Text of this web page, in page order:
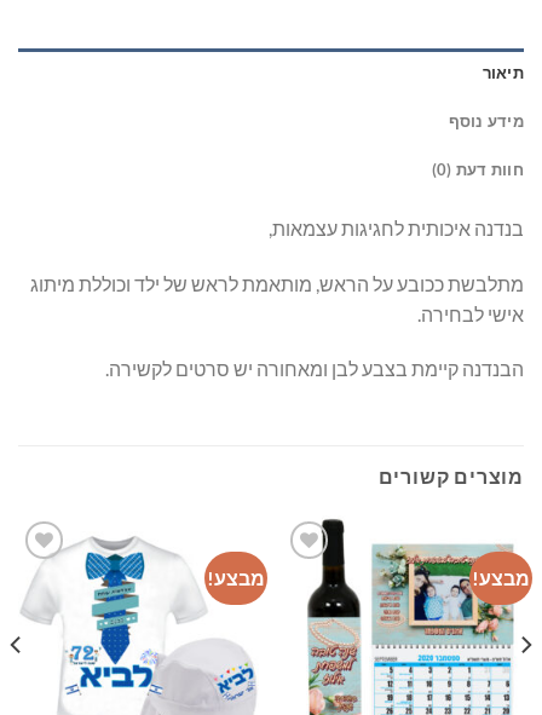
תיאור
מידע נוסף
חוות דעת (0)
בנדנה איכותית לחגיגות עצמאות,
מתלבשת ככובע על הראש, מותאמת לראש של ילד וכוללת מיתוג
אישי לבחירה.
הבנדנה קיימת בצבע לבן ומאחורה יש סרטים לקשירה.
מוצרים קשורים
מבצע!
המשאלות
שלי
מבצע!
רשימת
המשאלות
שלי